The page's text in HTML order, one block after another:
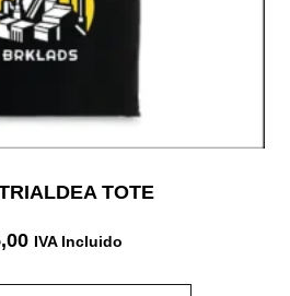
TOTE
IVA Incluido